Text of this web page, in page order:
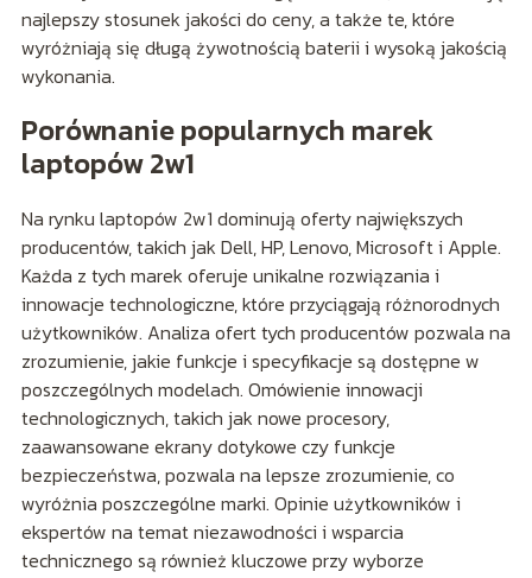
najlepszy stosunek jakości do ceny, a także te, które
wyróżniają się długą żywotnością baterii i wysoką jakością
wykonania.
Porównanie popularnych marek
laptopów 2w1
Na rynku laptopów 2w1 dominują oferty największych
producentów, takich jak Dell, HP, Lenovo, Microsoft i Apple.
Każda z tych marek oferuje unikalne rozwiązania i
innowacje technologiczne, które przyciągają różnorodnych
użytkowników. Analiza ofert tych producentów pozwala na
zrozumienie, jakie funkcje i specyfikacje są dostępne w
poszczególnych modelach. Omówienie innowacji
technologicznych, takich jak nowe procesory,
zaawansowane ekrany dotykowe czy funkcje
bezpieczeństwa, pozwala na lepsze zrozumienie, co
wyróżnia poszczególne marki. Opinie użytkowników i
ekspertów na temat niezawodności i wsparcia
technicznego są również kluczowe przy wyborze